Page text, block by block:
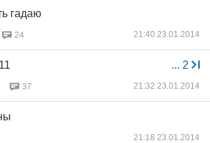
гадаю
24 21:40 23.01.2014
... 2
37 21:32 23.01.2014
21:18 23.01.2014